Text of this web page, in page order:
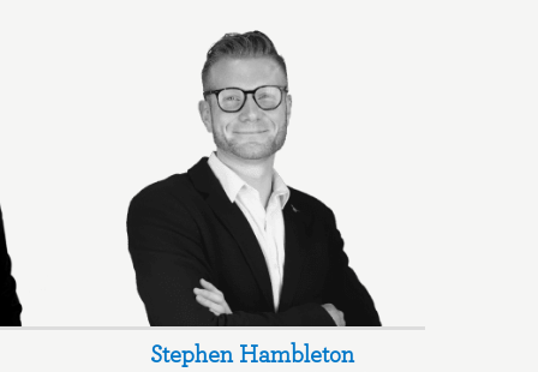
Stephen Hambleton